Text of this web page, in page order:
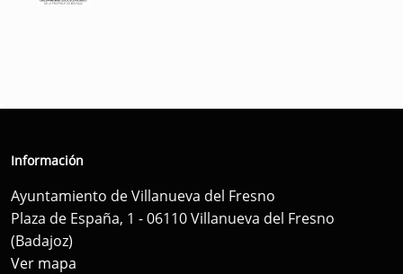
Información
Ayuntamiento de Villanueva del Fresno
Plaza de España, 1 - 06110 Villanueva del Fresno
(Badajoz)
Ver mapa